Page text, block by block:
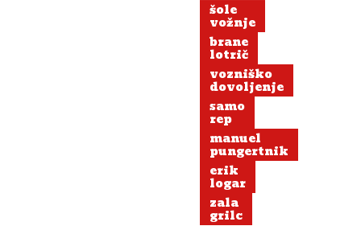
šole
vožnje
brane
lotrič
vozniško
dovoljenje
samo
rep
manuel
pungertnik
erik
logar
zala
grilc